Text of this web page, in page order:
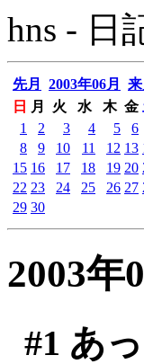
hns - 日
先月 2003年06月
来
日
月 火 水 木 金
1
2 3 4 5 6
8
9 10 11 12 13
15 16 17 18 19 20
22 23 24 25 26 27
29 30
2003年
#1 あ